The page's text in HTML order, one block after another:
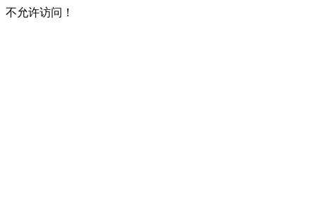
不允许访问！